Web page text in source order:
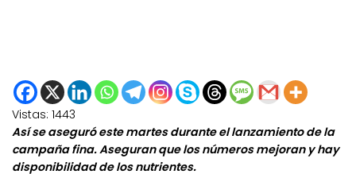
Vistas: 1443
Así se aseguró este martes durante el lanzamiento de la
campaña fina. Aseguran que los números mejoran y hay
disponibilidad de los nutrientes.